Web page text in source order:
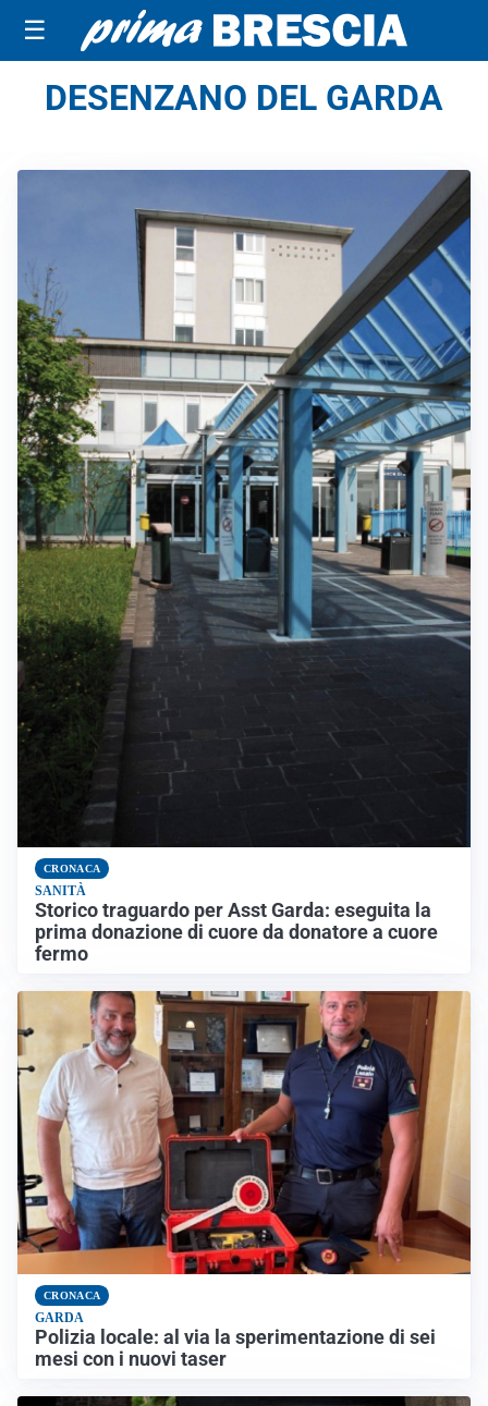
☰
DESENZANO DEL GARDA
CRONACA
SANITÀ
Storico traguardo per Asst Garda: eseguita la
prima donazione di cuore da donatore a cuore
fermo
CRONACA
GARDA
Polizia locale: al via la sperimentazione di sei
mesi con i nuovi taser